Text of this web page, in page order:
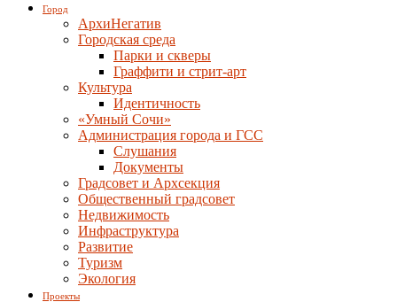
Город
АрхиНегатив
Городская среда
Парки и скверы
Граффити и стрит-арт
Культура
Идентичность
«Умный Сочи»
Администрация города и ГСС
Слушания
Документы
Градсовет и Архсекция
Общественный градсовет
Недвижимость
Инфраструктура
Развитие
Туризм
Экология
Проекты